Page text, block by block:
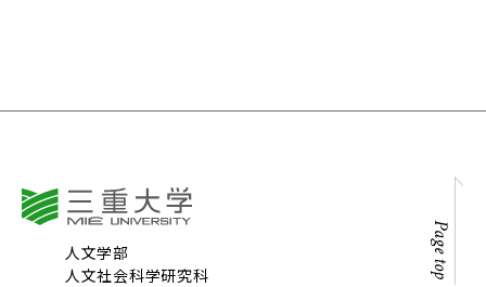
Page top
人文学部
人文社会科学研究科